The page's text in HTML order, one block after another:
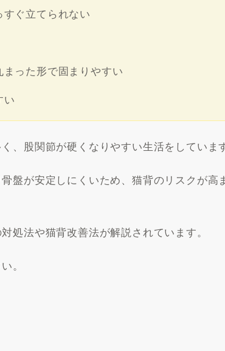
ぐ立てられない
った形で固まりやすい
い
、股関節が硬くなりやすい生活をしています
盤が安定しにくいため、猫背のリスクが高
処法や猫背改善法が解説されています。
。